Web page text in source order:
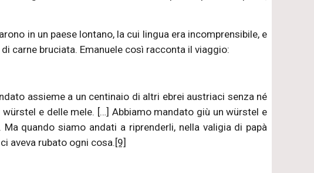
in un paese lontano, la cui lingua era incomprensibile, e
carne bruciata. Emanuele così racconta il viaggio:
assieme a un centinaio di altri ebrei austriaci senza né
e delle mele. […] Abbiamo mandato giù un würstel e
quando siamo andati a riprenderli, nella valigia di papà
aveva rubato ogni cosa. [9]